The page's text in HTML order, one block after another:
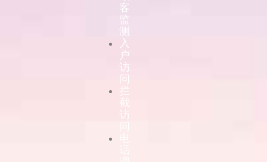
客
监
测
入
户
访
问
拦
截
访